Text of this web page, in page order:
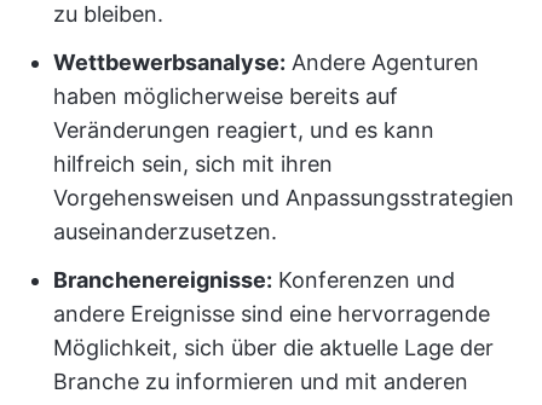
zu bleiben.
Wettbewerbsanalyse: Andere Agenturen
haben möglicherweise bereits auf
Veränderungen reagiert, und es kann
hilfreich sein, sich mit ihren
Vorgehensweisen und Anpassungsstrategien
auseinanderzusetzen.
Branchenereignisse: Konferenzen und
andere Ereignisse sind eine hervorragende
Möglichkeit, sich über die aktuelle Lage der
Branche zu informieren und mit anderen